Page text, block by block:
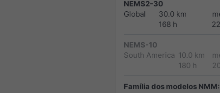
NEMS2-30
Global
30.0 km
168 h
NEMS-10
South America 10.0 km
180 h
Família dos modelos NMM: